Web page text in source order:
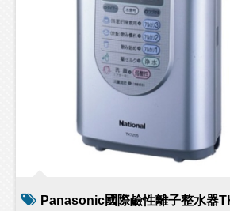
Panasonic國際鹼性離子整水器